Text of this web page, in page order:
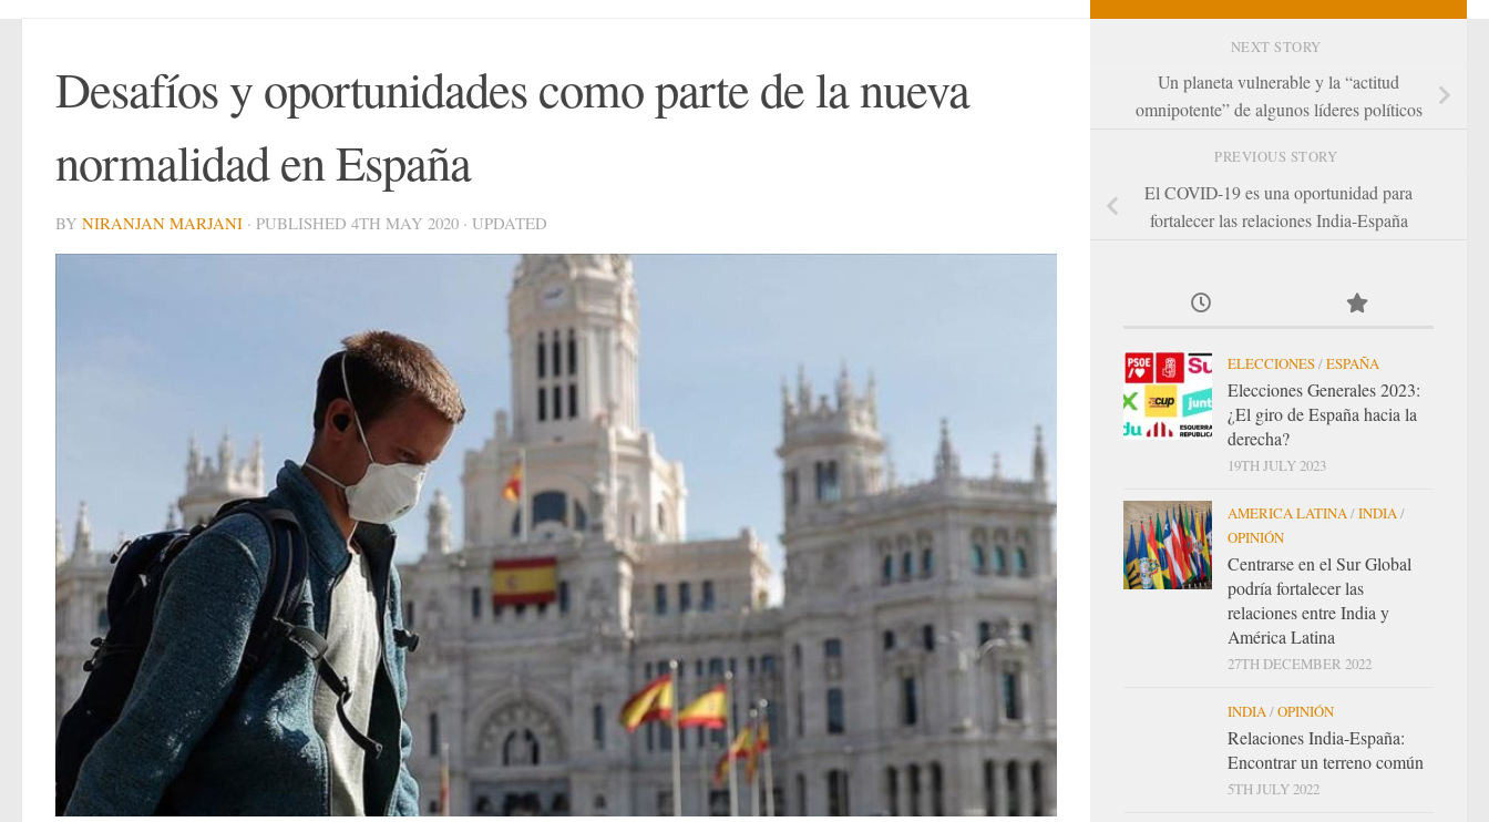
Desafíos y oportunidades como parte de la nueva
normalidad en España
BY NIRANJAN MARJANI · PUBLISHED 4TH MAY 2020 · UPDATED
NEXT STORY
Un planeta vulnerable y la “actitud
omnipotente” de algunos líderes políticos
PREVIOUS STORY
El COVID-19 es una oportunidad para
fortalecer las relaciones India-España
ELECCIONES/ESPAÑA
Elecciones Generales 2023:
¿El giro de España hacia la
derecha?
19TH JULY 2023
AMERICA LATINA/INDIA/
OPINIÓN
Centrarse en el Sur Global
podría fortalecer las
relaciones entre India y
América Latina
27TH DECEMBER 2022
INDIA/OPINIÓN
Relaciones India-España:
Encontrar un terreno común
5TH JULY 2022